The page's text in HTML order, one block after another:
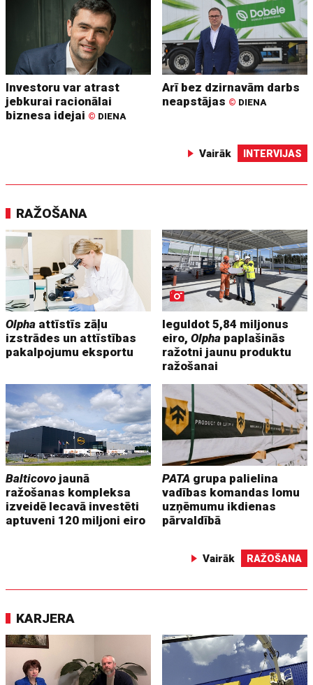
Investoru var atrast
jebkurai racionālai
biznesa idejai © DIENA
Arī bez dzirnavām darbs
neapstājas © DIENA
Vairāk INTERVIJAS
RAŽOŠANA
Olpha attīstīs zāļu
izstrādes un attīstības
pakalpojumu eksportu
Ieguldot 5,84 miljonus
eiro,Olpha paplašinās
ražotni jaunu produktu
ražošanai
Balticovo jaunā
ražošanas kompleksa
izveidē Iecavā investēti
aptuveni 120 miljoni eiro
PATA grupa palielina
vadības komandas lomu
uzņēmumu ikdienas
pārvaldībā
Vairāk RAŽOŠANA
KARJERA